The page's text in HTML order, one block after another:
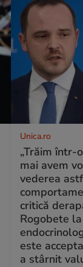
Unica.ro
„Trăim într-
mai avem
vederea
critică
Rogobete
este
a stârnit